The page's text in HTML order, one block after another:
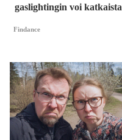
gaslightingin voi katkaista
Findance